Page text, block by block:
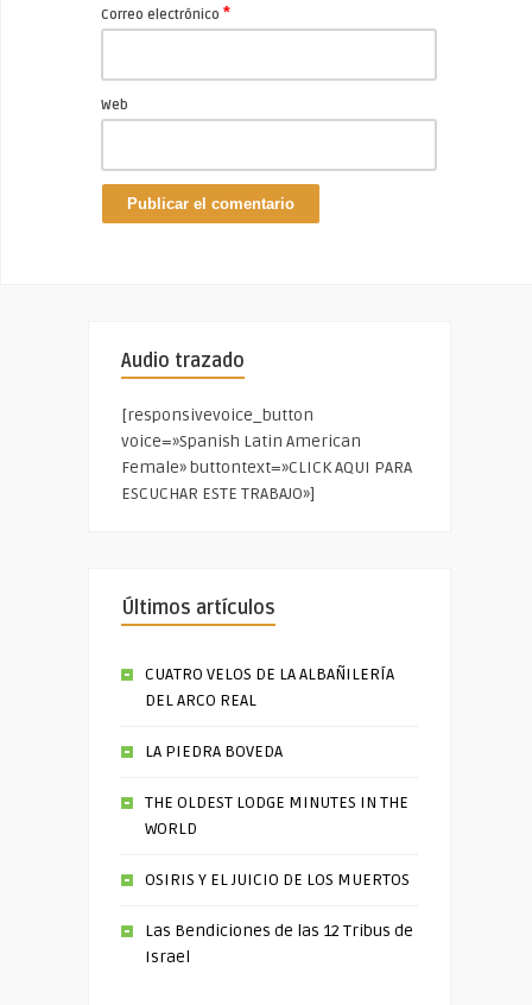
Correo electrónico *
Web
Audio trazado
[responsivevoice_button
voice=»Spanish Latin American
Female» buttontext=»CLICK AQUI PARA
ESCUCHAR ESTE TRABAJO»]
Últimos artículos
CUATRO VELOS DE LA ALBAÑILERÍA
DEL ARCO REAL
LA PIEDRA BOVEDA
THE OLDEST LODGE MINUTES IN THE
WORLD
OSIRIS Y EL JUICIO DE LOS MUERTOS
Las Bendiciones de las 12 Tribus de
Israel